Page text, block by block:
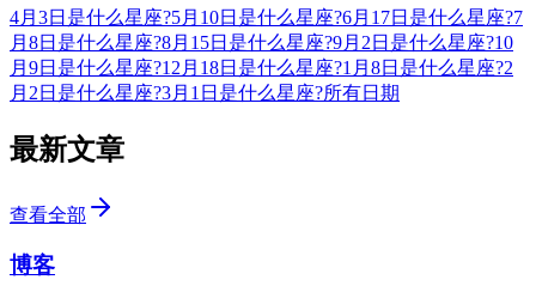
4月3日是什么星座?5月10日是什么星座?6月17日是什么星座?7
月8日是什么星座?8月15日是什么星座?9月2日是什么星座?10
月9日是什么星座?12月18日是什么星座?1月8日是什么星座?2
月2日是什么星座?3月1日是什么星座?所有日期
最新文章
查看全部
博客